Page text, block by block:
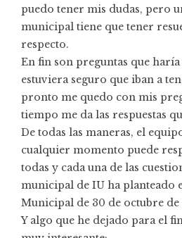
puedo tener mis dudas, pero
municipal tiene que tener
respecto.
En fin son preguntas que
estuviera seguro que iban a
pronto me quedo con mis
tiempo me da las respuestas
De todas las maneras, el
cualquier momento puede
todas y cada una de las
municipal de IU ha planteado
Municipal de 30 de octubre de
Y algo que he dejado para el